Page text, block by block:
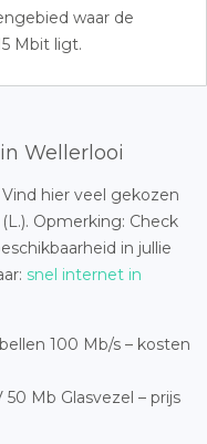
waar de
Mbit ligt.
Wellerlooi
hier veel gekozen
Opmerking: Check
in jullie
snel internet in
100 Mb/s – kosten
Mb Glasvezel – prijs